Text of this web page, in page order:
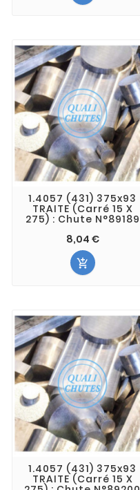
1.4057 (431) 375x93
TRAITE (Carré 15 X
275) : Chute N°89189
8,04 €

1.4057 (431) 375x93
TRAITE (Carré 15 X